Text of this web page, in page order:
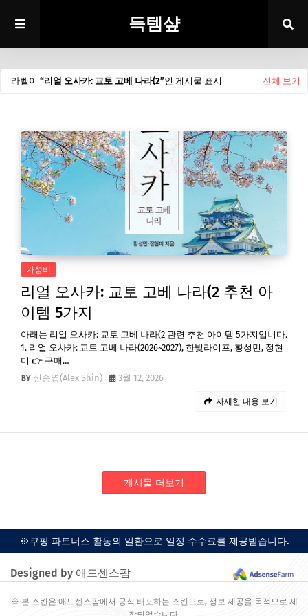
득템샾
라벨이 리얼 오사카: 교토 고베 나라(2 인 게시물 표시 전체 보기
가성비
리얼 오사카: 교토 고베 나라(2 추천 아
이템 5가지
아래는 리얼 오사카: 교토 고베 나라(2 관련 추천 아이템 5가지입니다.
1. 리얼 오사카: 교토 고베 나라(2026~2027), 한빛라이프, 황성민, 정현
미 👉 구매…
신승엽(Alex Shin)
3월 12, 2026
자세한 내용 보기
게시물 더보기
※쿠팡 파트너스 활동의 일환으로 일정 수수료를 제공받습니다.
Designed by 애드센스팜
※ 본 스킨은 애드센스팜에서 공식 배포하는 스킨으로, 정보 제공을 목적으로 제